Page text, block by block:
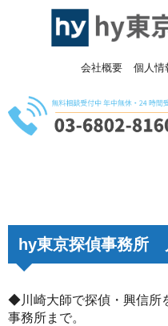
会社概要 個人情
hy東京探偵事務所
◆川崎大師で探偵・興信所
事務所まで。